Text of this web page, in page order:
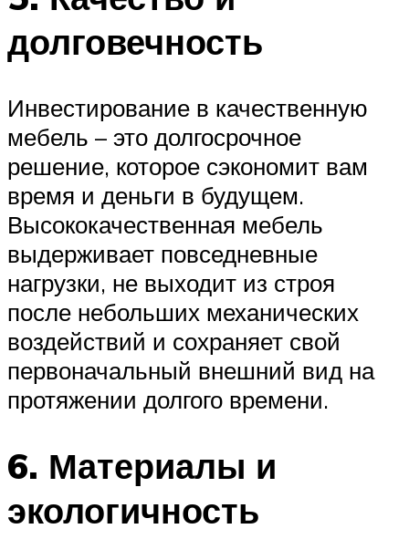
долговечность
Инвестирование в качественную
мебель – это долгосрочное
решение, которое сэкономит вам
время и деньги в будущем.
Высококачественная мебель
выдерживает повседневные
нагрузки, не выходит из строя
после небольших механических
воздействий и сохраняет свой
первоначальный внешний вид на
протяжении долгого времени.
6. Материалы и
экологичность